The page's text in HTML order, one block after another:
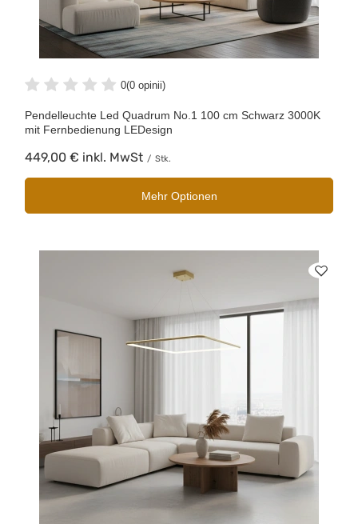
0(0 opinii)
Pendelleuchte Led Quadrum No.1 100 cm Schwarz 3000K
mit Fernbedienung LEDesign
449,00 € inkl. MwSt / Stk.
Mehr Optionen